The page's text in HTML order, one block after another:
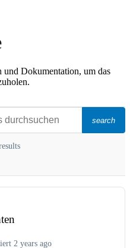
Dokumentation, um das
search
2 years ago